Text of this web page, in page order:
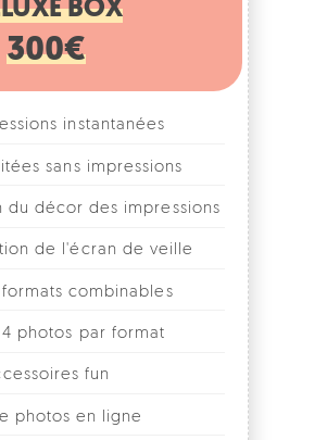
instantanées
impressions
des impressions
l'écran de veille
combinables
par format
fun
en ligne
soirée